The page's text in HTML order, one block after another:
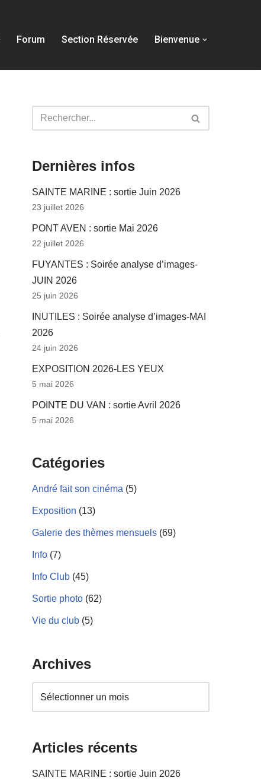
Forum Section Réservée Bienvenue
Dernières infos
SAINTE MARINE : sortie Juin 2026
23 juillet 2026
PONT AVEN : sortie Mai 2026
22 juillet 2026
FUYANTES : Soirée analyse d’images-
JUIN 2026
25 juin 2026
INUTILES : Soirée analyse d’images-MAI
2026
24 juin 2026
EXPOSITION 2026-LES YEUX
5 mai 2026
POINTE DU VAN : sortie Avril 2026
5 mai 2026
Catégories
André fait son cinéma (5)
Exposition (13)
Galerie des thèmes mensuels (69)
Info (7)
Info Club (45)
Sortie photo (62)
Vie du club (5)
Archives
Articles récents
SAINTE MARINE : sortie Juin 2026